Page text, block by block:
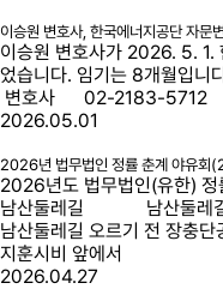
이승원 변호사, 한국에너지공단 자문
이승원 변호사가 2026. 5. 1.
었습니다. 임기는 8개
변호사 02-2183-5712
2026.05.01
2026년 법무법인 정률 춘계 야유
2026년도 법무법인(유한)
남산둘레길 남산둘레
남산둘레길 오르기 전 장
지훈시비 앞에서
2026.04.27